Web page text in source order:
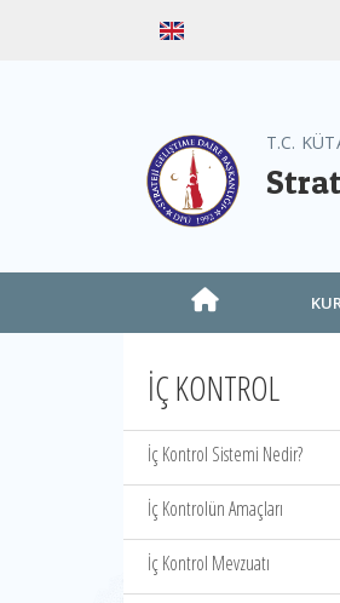
T.C.
İÇ KONTROL
İç Kontrol Sistemi Nedir?
İç Kontrolün Amaçları
İç Kontrol Mevzuatı